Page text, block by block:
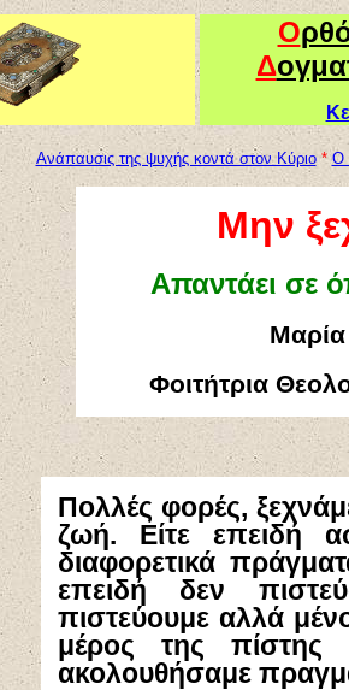
Ο
Δ
Ανάπαυσις της ψυχής κοντά στον Κύριο * Ο
Μην
Απαντάει σε
Φοιτήτρια
Πολλές φορές,
ζωή. Είτε επειδή
διαφορετικά
επειδή δεν
πιστεύουμε αλλά
μέρος της πίστης
ακολουθήσαμε